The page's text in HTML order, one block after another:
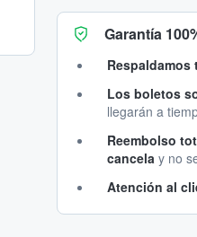
Garantía
Los boletos
llegarán a
Reembolso
cancela y no
Atención al